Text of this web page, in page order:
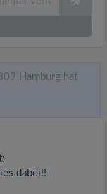
Hamburg hat
dabei!!